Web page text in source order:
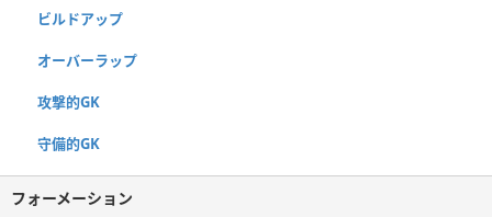
ビルドアップ
オーバーラップ
攻撃的GK
守備的GK
フォーメーション